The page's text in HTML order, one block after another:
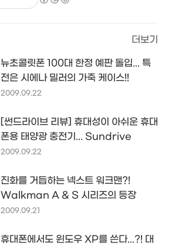
더보기
뉴초콜릿폰 100대 한정 예판 돌입... 특
전은 시에나 밀러의 가죽 케이스!!
2009.09.22
[썬드라이브 리뷰] 휴대성이 아쉬운 휴대
폰용 태양광 충전기... Sundrive
2009.09.22
진화를 거듭하는 넥스트 워크맨?!
Walkman A & S 시리즈의 등장
2009.09.21
휴대폰에서도 윈도우 XP를 쓴다...?! 대